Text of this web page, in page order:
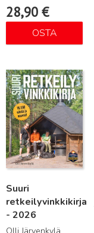
28,90 €
OSTA
Suuri
retkeilyvinkkikirja
- 2026
Olli Järvenkylä
Lue lisää